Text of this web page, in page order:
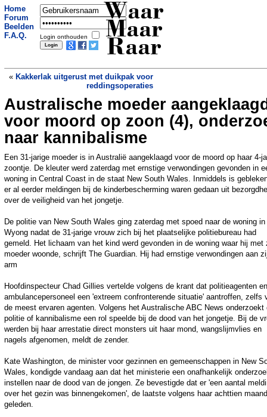
Home
Forum
Beelden
F.A.Q.
Login onthouden
Waar
Maar
Raar
« Kakkerlak uitgerust met duikpak voor
reddingsoperaties
Hier zijn airco's uitverkocht. Chinees
'wolkendak' koelt miljoenenstad met 8
graden»
Australische moeder
voor moord op zoon (4),
naar kannibalisme
Een 31-jarige moeder is in Australië aangeklaagd voor de moord op haar 4-
zoontje. De kleuter werd zaterdag met ernstige verwondingen gevonden in
woning in Central Coast in de staat New South Wales. Inmiddels is
er al eerder meldingen bij de kinderbescherming waren gedaan uit
over de veiligheid van het jongetje.
De politie van New South Wales ging zaterdag met spoed naar de woning in
Wyong nadat de 31-jarige vrouw zich bij het plaatselijke politiebureau had
gemeld. Het lichaam van het kind werd gevonden in de woning waar hij met
moeder woonde, schrijft The Guardian. Hij had ernstige verwondingen aan
arm
Hoofdinspecteur Chad Gillies vertelde volgens de krant dat politieagenten en
ambulancepersoneel een 'extreem confronterende situatie' aantroffen, zelfs
de meest ervaren agenten. Volgens het Australische ABC News onderzoekt
politie of kannibalisme een rol speelde bij de dood van het jongetje. Bij de
werden bij haar arrestatie direct monsters uit haar mond, wangslijmvlies en
nagels afgenomen, meldt de zender.
Kate Washington, de minister voor gezinnen en gemeenschappen in New
Wales, kondigde vandaag aan dat het ministerie een onafhankelijk
instellen naar de dood van de jongen. Ze bevestigde dat er 'een aantal
over het gezin was binnengekomen', de laatste volgens haar achttien
geleden.